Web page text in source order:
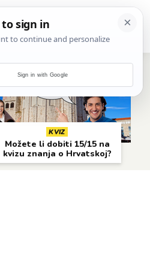
KVIZ
Možete li dobiti 15/15 na
kvizu znanja o Hrvatskoj?
Sign in with Google